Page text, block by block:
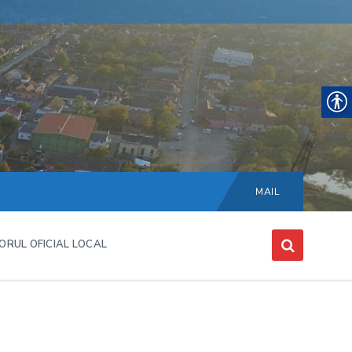
Choose
language:
MAIL
OFICIAL LOCAL